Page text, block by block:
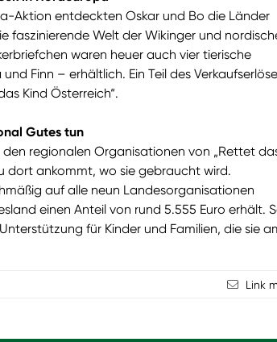
Aktion entdeckten Oskar und Bo die Länder
faszinierende Welt der Wikinger und
waren heuer auch vier tierische
Finn – erhältlich. Ein Teil des
Kind Österreich“.
Gutes tun
regionalen Organisationen von „Rettet
dort ankommt, wo sie gebraucht wird.
auf alle neun Landesorganisationen
einen Anteil von rund 5.555 Euro erhält.
für Kinder und Familien, die sie
Link